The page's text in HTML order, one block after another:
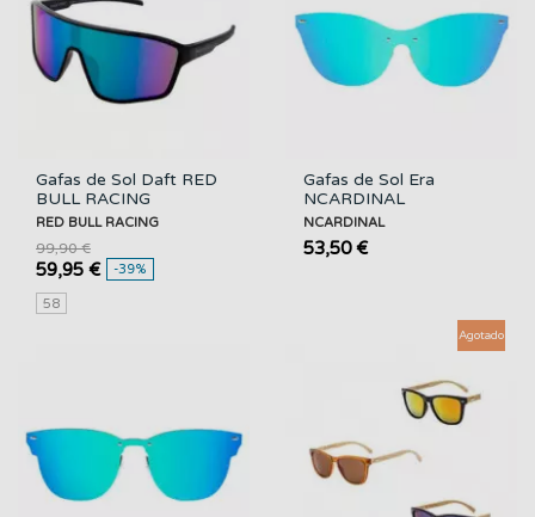
Gafas de Sol Daft RED
BULL RACING
RED BULL RACING
59,95 €
99,90 €
-39%
58
Gafas de Sol Era
NCARDINAL
NCARDINAL
53,50 €
Agotado